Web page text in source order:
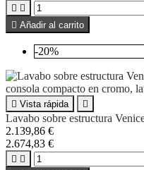
 
 Añadir al carrito
-20%
 Vista rápida 
Lavabo sobre estructura
2.139,86 €
2.674,83 €
 